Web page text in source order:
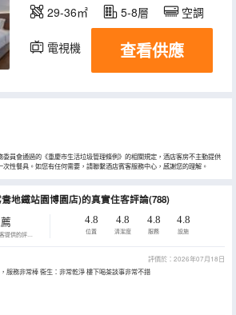
29-36㎡ 5-8層 空調
電視機 查看供應
員會通過的《重慶市生活垃圾管理條例》的相關規定，酒店客房不主動提供
性餐具。如您有任何需要，請聯繫酒店賓客服務中心，感謝您的理解。
地鐵站園博園店)的真實住客評論(788)
永安旅遊評價由真實酒店住客提供的評價。
4.8
位置
4.8
清潔度
4.8
服務
4.8
設施
評價於：2026年07月18日
服務非常棒 衞生：非常乾淨 樓下喝茶談事非常不錯